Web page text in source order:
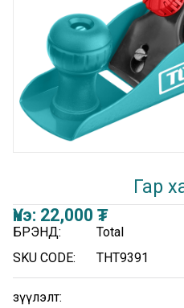
Гар
Үнэ: 22,000 ₮
БРЭНД:
Total
SKU CODE:
THT9391
Үзүүлэлт: